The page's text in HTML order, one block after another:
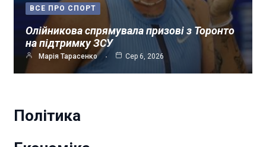
ВСЕ ПРО СПОРТ
Олійникова спрямувала призові з Торонто
на підтримку ЗСУ
Марія Тарасенко Сер 6, 2026
Політика